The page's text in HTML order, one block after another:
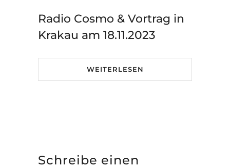
Radio Cosmo & Vortrag in
Krakau am 18.11.2023
WEITERLESEN
Schreibe einen